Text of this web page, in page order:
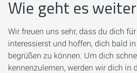
Wie geht es
Wir freuen uns sehr, dass du dich
interessierst und hoffen, dich bald
begrüßen zu können. Um dich
kennenzulernen, werden wir dich in